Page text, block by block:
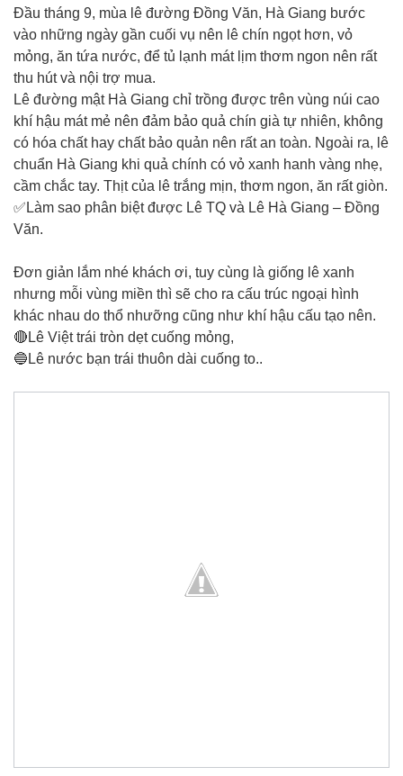
Đầu tháng 9, mùa lê đường Đồng Văn, Hà Giang bước
vào những ngày gần cuối vụ nên lê chín ngọt hơn, vỏ
mỏng, ăn tứa nước, để tủ lạnh mát lịm thơm ngon nên rất
thu hút và nội trợ mua.
Lê đường mật Hà Giang chỉ trồng được trên vùng núi cao
khí hậu mát mẻ nên đảm bảo quả chín già tự nhiên, không
có hóa chất hay chất bảo quản nên rất an toàn. Ngoài ra, lê
chuẩn Hà Giang khi quả chính có vỏ xanh hanh vàng nhẹ,
cầm chắc tay. Thịt của lê trắng mịn, thơm ngon, ăn rất giòn.
✅Làm sao phân biệt được Lê TQ và Lê Hà Giang – Đồng
Văn.
Đơn giản lắm nhé khách ơi, tuy cùng là giống lê xanh
nhưng mỗi vùng miền thì sẽ cho ra cấu trúc ngoại hình
khác nhau do thổ nhưỡng cũng như khí hậu cấu tạo nên.
🔴Lê Việt trái tròn dẹt cuống mỏng,
🔵Lê nước bạn trái thuôn dài cuống to..